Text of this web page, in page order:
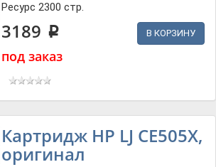
Ресурс 2300 стр.
3189 p
под заказ
В КОРЗИНУ
Картридж HP LJ CE505X,
оригинал